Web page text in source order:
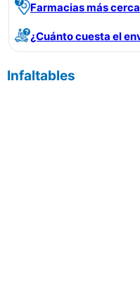
Farmacias más
¿Cuánto cuesta el
Infaltables